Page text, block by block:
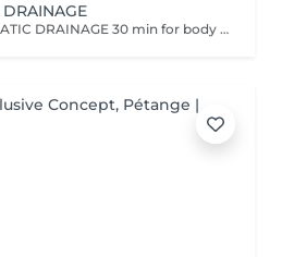
DRAINAGE
RF FACE 60 min + LYMPHATIC DRAINAGE 30 min for body Your face lifts. Your body drains. Two systems working together to provide the full experience.